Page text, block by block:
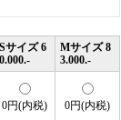
Sサイズ 6
0.000.-
Mサイズ 8
3.000.-
0円(内税) 0円(内税)